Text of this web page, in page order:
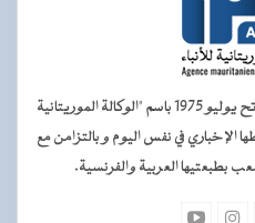
أنشئت الوكالة الموريتانية للأنباء في فاتح يوليو 1975 باسم "الوكالة الموريتانية
في نفس اليوم و بالتزامن مع
العربية والفرنسية.